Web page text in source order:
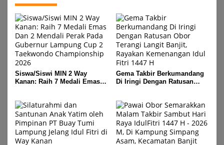
2026 M
Siswa/Siswi MIN 2 Way
Kanan: Raih 7 Medali Emas
Taekwondo Championship
2026
Gema Takbir Berkumandang
Di Iringi Dengan Ratusan
Fitri 1447 H